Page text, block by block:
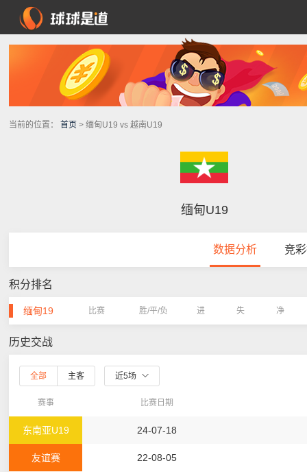
当前的位置： 首页 > 缅甸U19 vs 越南U19
缅甸U19
数据分析 竞
积分排名
缅甸19 比赛 胜/平/负 进 失 净
历史交战
全部 主客 近5场
赛事 比赛日期
东南亚U19 24-07-18
友谊赛 22-08-05